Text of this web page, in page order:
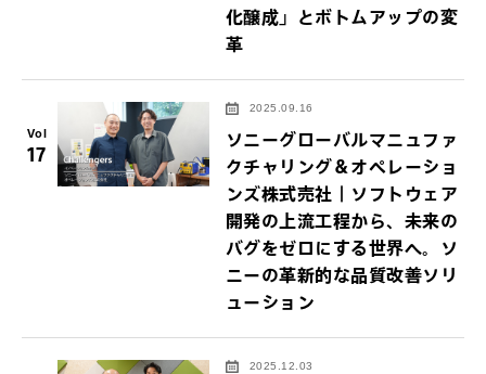
化醸成」とボトムアップの変
革
Vol
17
2025.09.16
ソニーグローバルマニュファ
クチャリング＆オペレーショ
ンズ株式売社｜ソフトウェア
開発の上流工程から、未来の
バグをゼロにする世界へ。ソ
ニーの革新的な品質改善ソリ
ューション
2025.12.03